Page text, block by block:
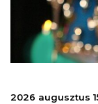
2026 augusztus